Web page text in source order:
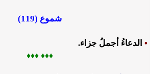
شموع (119)
• الدعاءُ أجملُ جزاء.
♦♦
♦ ♦
♦♦